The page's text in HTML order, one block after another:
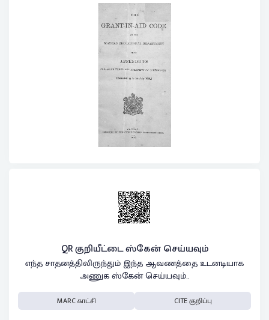
QR குறியீட்டை ஸ்கேன் செய்யவும்
எந்த சாதனத்திலிருந்தும் இந்த ஆவணத்தை உடனடியாக
அணுக ஸ்கேன் செய்யவும்..
MARC காட்சி CITE குறிப்பு